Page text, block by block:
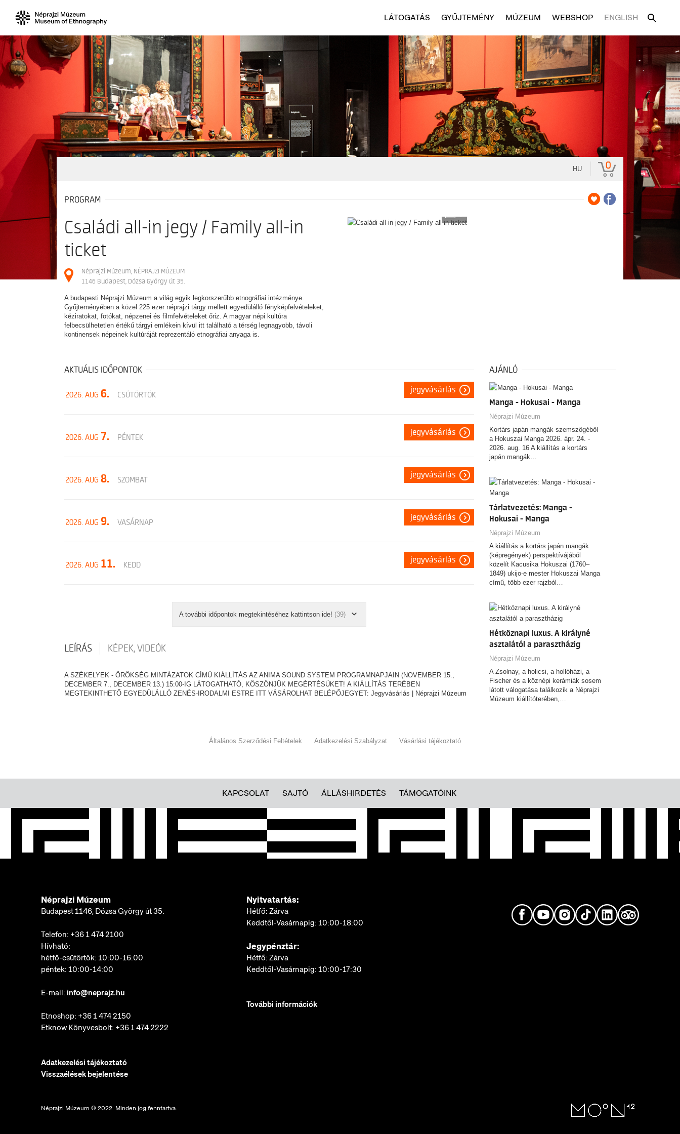
LÁTOGATÁS GYŰJTEMÉNY MÚZEUM WEBSHOP ENGLISH
HU 0
PROGRAM
7
Családi all-in jegy / Family all-in
ticket
Néprajzi Múzeum, NÉPRAJZI MÚZEUM
1146 Budapest, Dózsa György út 35.
A budapesti Néprajzi Múzeum a világ egyik legkorszerűbb etnográfiai intézménye.
Gyűjteményében a közel 225 ezer néprajzi tárgy mellett egyedülálló fényképfelvételeket,
kéziratokat, fotókat, népzenei és filmfelvételeket őriz. A magyar népi kultúra
felbecsülhetetlen értékű tárgyi emlékein kívül itt található a térség legnagyobb, távoli
kontinensek népeinek kultúráját reprezentáló etnográfiai anyaga is.
AKTUÁLIS IDŐPONTOK
2026. AUG 6. CSÜTÖRTÖK
jegyvásárlás
2026. AUG 7. PÉNTEK
jegyvásárlás
2026. AUG 8. SZOMBAT
jegyvásárlás
2026. AUG 9. VASÁRNAP
jegyvásárlás
2026. AUG 11. KEDD
jegyvásárlás
A további időpontok megtekintéséhez kattintson ide! (39)
LEÍRÁS KÉPEK, VIDEÓK
A SZÉKELYEK - ÖRÖKSÉG MINTÁZATOK CÍMŰ KIÁLLÍTÁS AZ ANIMA SOUND SYSTEM PROGRAMNAPJAIN (NOVEMBER 15.,
DECEMBER 7., DECEMBER 13.) 15:00-IG LÁTOGATHATÓ, KÖSZÖNJÜK MEGÉRTÉSÜKET! A KIÁLLÍTÁS TERÉBEN
MEGTEKINTHETŐ EGYEDÜLÁLLÓ ZENÉS-IRODALMI ESTRE ITT VÁSÁROLHAT BELÉPŐJEGYET: Jegyvásárlás | Néprajzi Múzeum
AJÁNLÓ
Manga - Hokusai - Manga
Néprajzi Múzeum
Kortárs japán mangák szemszögéből
a Hokuszai Manga 2026. ápr. 24. -
2026. aug. 16 A kiállítás a kortárs
japán mangák…
Tárlatvezetés: Manga -
Hokusai - Manga
Néprajzi Múzeum
A kiállítás a kortárs japán mangák
(képregények) perspektívájából
közelít Kacusika Hokuszai (1760–
1849) ukijo-e mester Hokuszai Manga
című, több ezer rajzból…
Hétköznapi luxus. A királyné
asztalától a parasztházig
Néprajzi Múzeum
A Zsolnay, a holicsi, a hollóházi, a
Fischer és a köznépi kerámiák sosem
látott válogatása találkozik a Néprajzi
Múzeum kiállítóterében,…
Általános Szerződési Feltételek Adatkezelési Szabályzat Vásárlási tájékoztató
KAPCSOLAT SAJTÓ ÁLLÁSHIRDETÉS TÁMOGATÓINK
Néprajzi Múzeum
Budapest 1146, Dózsa György út 35.
Telefon: +36 1 474 2100
Hívható:
hétfő-csütörtök: 10:00-16:00
péntek: 10:00-14:00
E-mail: info@neprajz.hu
Etnoshop: +36 1 474 2150
Etknow Könyvesbolt: +36 1 474 2222
Adatkezelési tájékoztató
Visszaélések bejelentése
Nyitvatartás:
Hétfő: Zárva
Keddtől-Vasárnapig: 10:00-18:00
Jegypénztár:
Hétfő: Zárva
Keddtől-Vasárnapig: 10:00-17:30
További információk
Néprajzi Múzeum © 2022. Minden jog fenntartva.